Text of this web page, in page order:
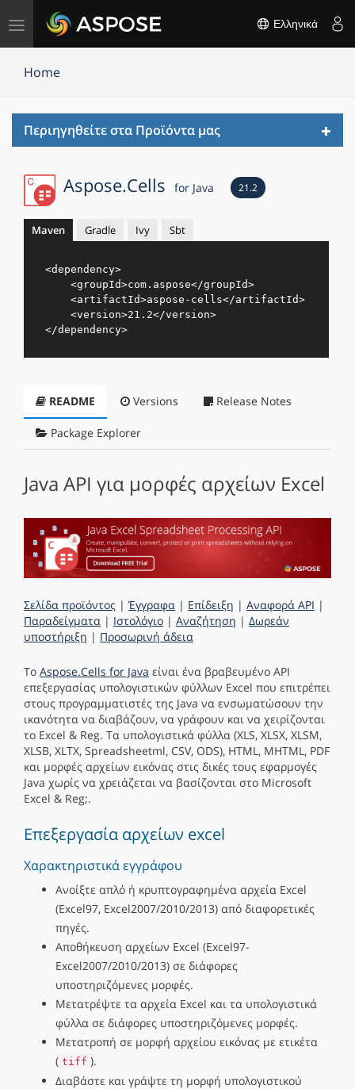
Εναλλαγή
Ελληνικά
Home
Περιηγηθείτε στα Προϊόντα μας
Aspose.Cells for Java 21.2
Maven Gradle Ivy Sbt
<dependency>
<groupId>com.aspose</groupId>
<artifactId>aspose-cells</artifactId>
<version>21.2</version>
</dependency>
README Versions Release Notes
Package Explorer
Java API για μορφές αρχείων Excel
Σελίδα προϊόντος |Έγγραφα | Επίδειξη | Αναφορά API |
Παραδείγματα | Ιστολόγιο | Αναζήτηση | Δωρεάν
υποστήριξη | Προσωρινή άδεια
Το Aspose.Cells for Java είναι ένα βραβευμένο API
επεξεργασίας υπολογιστικών φύλλων Excel που επιτρέπει
στους προγραμματιστές της Java να ενσωματώσουν την
ικανότητα να διαβάζουν, να γράφουν και να χειρίζονται
το Excel & Reg. Τα υπολογιστικά φύλλα (XLS, XLSX, XLSM,
XLSB, XLTX, Spreadsheetml, CSV, ODS), HTML, MHTML, PDF
και μορφές αρχείων εικόνας στις δικές τους εφαρμογές
Java χωρίς να χρειάζεται να βασίζονται στο Microsoft
Excel & Reg;.
Επεξεργασία αρχείων excel
Χαρακτηριστικά εγγράφου
Ανοίξτε απλό ή κρυπτογραφημένα αρχεία Excel
(Excel97, Excel2007/2010/2013) από διαφορετικές
πηγές.
Αποθήκευση αρχείων Excel (Excel97-
Excel2007/2010/2013) σε διάφορες
υποστηριζόμενες μορφές.
Μετατρέψτε τα αρχεία Excel και τα υπολογιστικά
φύλλα σε διάφορες υποστηριζόμενες μορφές.
Μετατροπή σε μορφή αρχείου εικόνας με ετικέτα
( tiff ).
Διαβάστε και γράψτε τη μορφή υπολογιστικού